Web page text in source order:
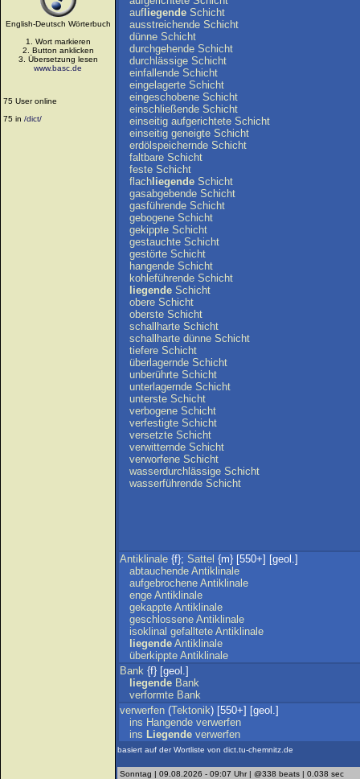
English-Deutsch Wörterbuch
1. Wort markieren
2. Button anklicken
3. Übersetzung lesen
www.basc.de
75 User online
75 in /dict/
auf liegende Schicht
ausstreichende Schicht
dünne Schicht
durchgehende Schicht
durchlässige Schicht
einfallende Schicht
eingelagerte Schicht
eingeschobene Schicht
einschließende Schicht
einseitig aufgerichtete Schicht
einseitig geneigte Schicht
erdölspeichernde Schicht
faltbare Schicht
feste Schicht
flach liegende Schicht
gasabgebende Schicht
gasführende Schicht
gebogene Schicht
gekippte Schicht
gestauchte Schicht
gestörte Schicht
hangende Schicht
kohleführende Schicht
liegende Schicht
obere Schicht
oberste Schicht
schallharte Schicht
schallharte dünne Schicht
tiefere Schicht
überlagernde Schicht
unberührte Schicht
unterlagernde Schicht
unterste Schicht
verbogene Schicht
verfestigte Schicht
versetzte Schicht
verwitternde Schicht
verworfene Schicht
wasserdurchlässige Schicht
wasserführende Schicht
Antiklinale {f}; Sattel {m} [550+] [geol.]
abtauchende Antiklinale
aufgebrochene Antiklinale
enge Antiklinale
gekappte Antiklinale
geschlossene Antiklinale
isoklinal gefalltete Antiklinale
liegende Antiklinale
überkippte Antiklinale
Bank {f} [geol.]
liegende Bank
verformte Bank
verwerfen (Tektonik) [550+] [geol.]
ins Hangende verwerfen
ins Liegende verwerfen
basiert auf der Wortliste von dict.tu-chemnitz.de
Sonntag | 09.08.2026 - 09:07 Uhr | @338 beats | 0.038 sec